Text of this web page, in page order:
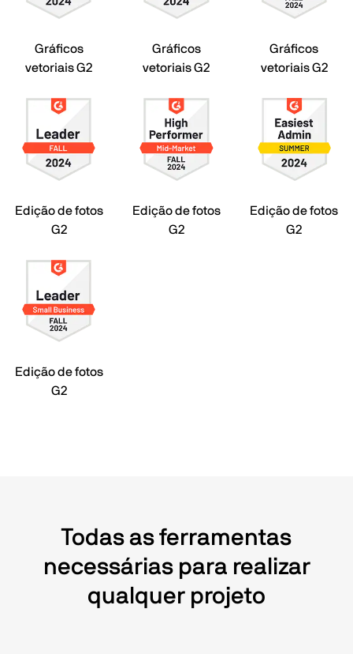
Gráficos
vetoriais G2
Gráficos
vetoriais G2
Gráficos
vetoriais G2
Edição de fotos
G2
Edição de fotos
G2
Edição de fotos
G2
Edição de fotos
G2
Todas as ferramentas
necessárias para realizar
qualquer projeto